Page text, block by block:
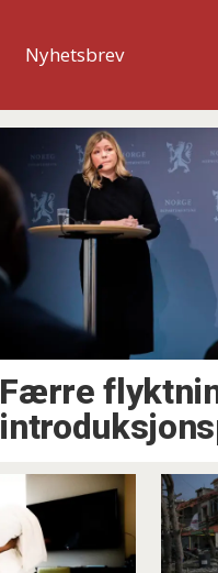
Nyhetsbrev
Færre